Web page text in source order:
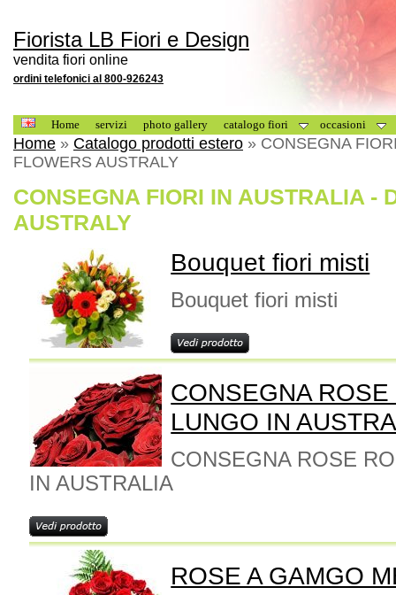
Fiorista LB Fiori e Design
vendita fiori online
ordini telefonici al 800-926243
Home servizi photo gallery catalogo fiori occasioni
Home » Catalogo prodotti estero » CONSEGNA
FLOWERS AUSTRALY
CONSEGNA FIORI IN AUSTRALIA -
AUSTRALY
Bouquet fiori misti
Bouquet fiori misti
CONSEGNA
LUNGO IN
CONSEGNA ROSE
IN AUSTRALIA
ROSE A GAMGO